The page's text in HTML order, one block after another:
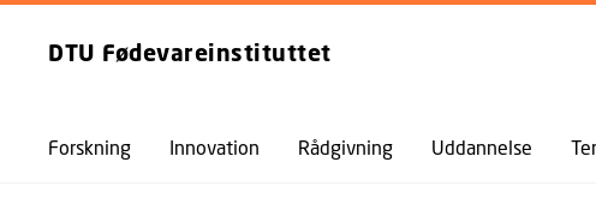
DTU Fødevareinstituttet
Forskning Innovation Rådgivning Uddannelse